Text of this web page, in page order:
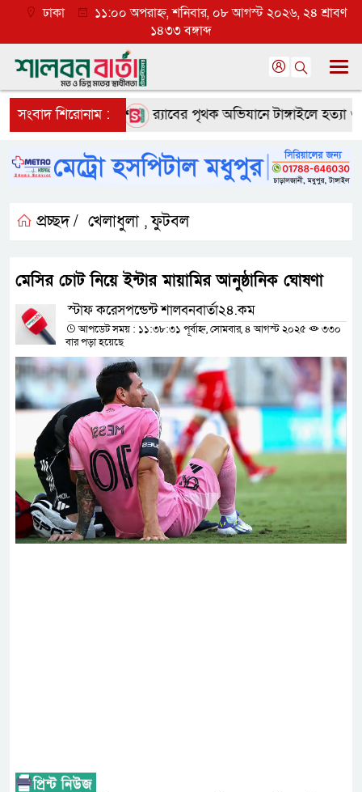
ঢাকা
১১:০০ অপরাহ্ন, শনিবার, ০৮ আগস্ট ২০২৬, ২৪ শ্রাবণ
১৪৩৩ বঙ্গাব্দ
সংবাদ শিরোনাম :
ব্যাপক প্রত্যাশা র‌্যাবের পৃথক অভিযানে টাঙ্গাইলে হত্যা ও
প্রচ্ছদ / খেলাধুলা ,ফুটবল
মেসির চোট নিয়ে ইন্টার মায়ামির আনুষ্ঠানিক ঘোষণা
স্টাফ করেসপন্ডেন্ট শালবনবার্তা২৪.কম
আপডেট সময় : ১১:৩৮:৩১ পূর্বাহ্ন, সোমবার, ৪ আগস্ট ২০২৫
৩৩০
বার পড়া হয়েছে